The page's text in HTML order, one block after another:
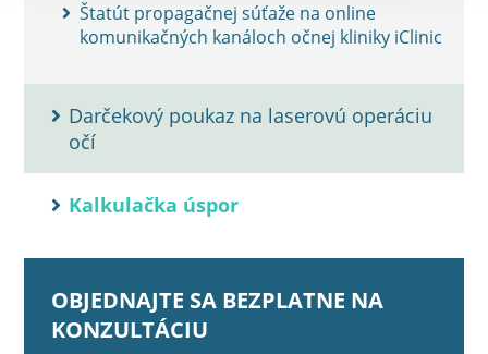
Štatút propagačnej súťaže na online
komunikačných kanáloch očnej kliniky iClinic
Darčekový poukaz na laserovú operáciu
očí
Kalkulačka úspor
OBJEDNAJTE SA BEZPLATNE NA
KONZULTÁCIU